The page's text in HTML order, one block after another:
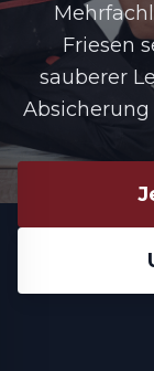
Friesen
sauberer